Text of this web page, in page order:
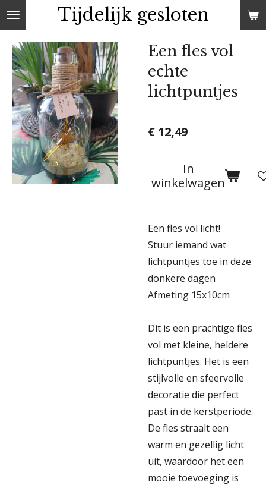
Ga
direct
naar
de
hoofdinhoud
Tijdelijk gesloten
Een fles vol
echte
lichtpuntjes
€ 12,49
In
winkelwagen
Een fles vol licht!
Stuur iemand wat
lichtpuntjes toe in deze
donkere dagen
Afmeting 15x10cm
Dit is een prachtige fles
vol met kleine, heldere
lichtpuntjes. Het is een
stijlvolle en sfeervolle
decoratie die perfect
past in de kerstperiode.
De fles straalt een
warm en gezellig licht
uit, waardoor het een
mooie toevoeging is